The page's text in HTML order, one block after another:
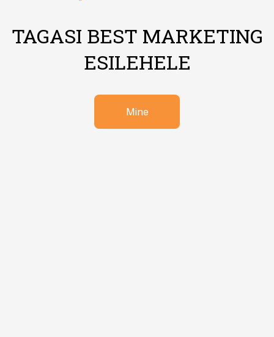
TAGASI BEST MARKETING
ESILEHELE
Mine